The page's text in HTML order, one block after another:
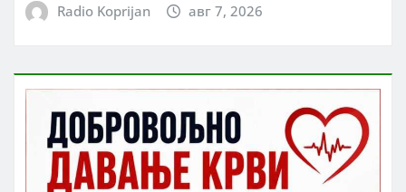
Radio Koprijan авг 7, 2026